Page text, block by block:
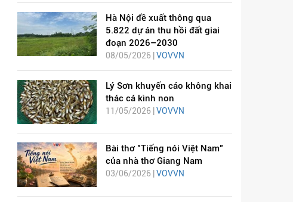
Hà Nội đề xuất thông qua
5.822 dự án thu hồi đất giai
đoạn 2026–2030
08/05/2026 | VOVVN
Lý Sơn khuyến cáo không khai
thác cá kình non
11/05/2026 | VOVVN
Bài thơ "Tiếng nói Việt Nam"
của nhà thơ Giang Nam
03/06/2026 | VOVVN